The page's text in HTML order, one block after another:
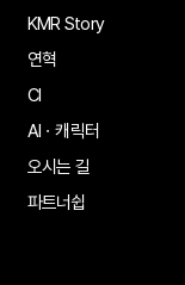
KMR Story
연혁
CI
AIㆍ캐릭터
오시는 길
파트너쉽